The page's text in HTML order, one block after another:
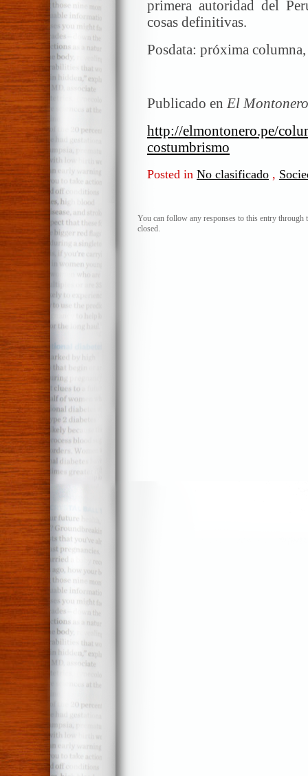
primera autoridad del
cosas definitivas.
Posdata: próxima
Publicado en El
http://elmontonero.pe/
costumbrismo
Posted in No clasificado ,
You can follow any responses to this entry through
closed.